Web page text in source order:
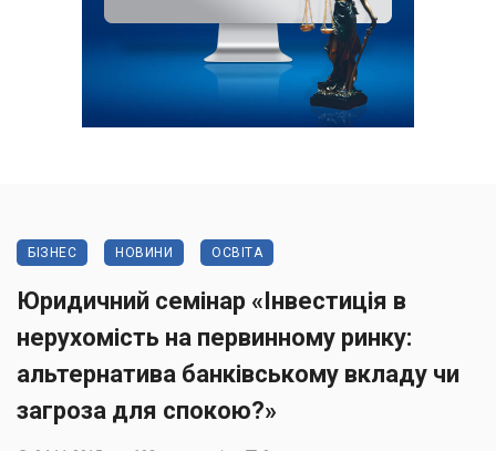
БІЗНЕС НОВИНИ ОСВІТА
Юридичний семінар «Інвестиція в
нерухомість на первинному ринку:
альтернатива банківському вкладу чи
загроза для спокою?»